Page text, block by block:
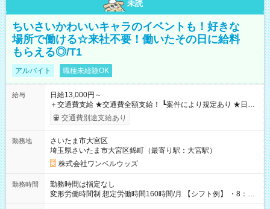
未読
ちいさいかわいいキャラのイベントも！好きな
場所で働ける☆来社不要！働いたその日に給料
もらえる◎/T1
アルバイト 職種未経験OK
給与
日給13,000円～
＋交通費支給 ★交通費全額支給！ ┗案件により規定あり ★日払
いOK！（規定あり） ┗働いたその日に現金GET♪ お仕事後はコ
ンビニATMから 日払い分を引き落とせます！ 【試用期間】試
交通費別途支給あり
勤務地
さいたま市大宮区
埼玉県さいたま市大宮区錦町（最寄り駅：大宮駅）
株式会社ワンベルウッズ
勤務時間
勤務時間は指定なし
変形労働時間制 想定労働時間160時間/月 【シフト例】 ・8：00
～21：00